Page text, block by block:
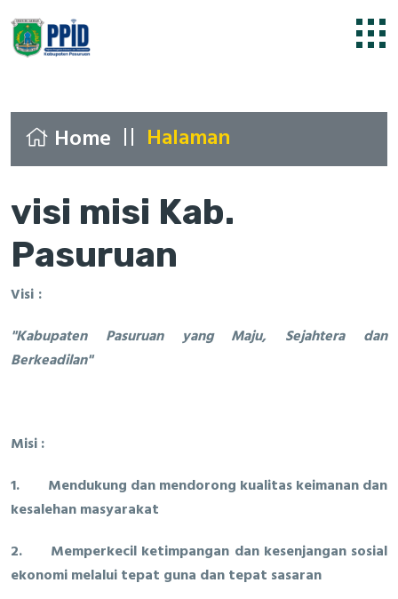
Home Halaman
visi misi Kab.
Pasuruan
Visi :
"Kabupaten Pasuruan yang Maju, Sejahtera dan
Berkeadilan"
Misi :
1.
Mendukung dan mendorong kualitas keimanan dan
kesalehan masyarakat
2.
Memperkecil ketimpangan dan kesenjangan sosial
ekonomi melalui tepat guna dan tepat sasaran